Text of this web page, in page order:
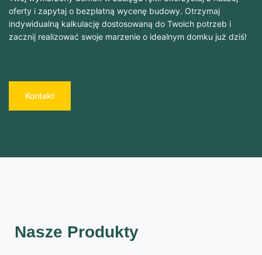
oferty i zapytaj o bezpłatną wycenę budowy. Otrzymaj
indywidualną kalkulację dostosowaną do Twoich potrzeb i
zacznij realizować swoje marzenie o idealnym domku już dziś!
Kontakt
Nasze Produkty